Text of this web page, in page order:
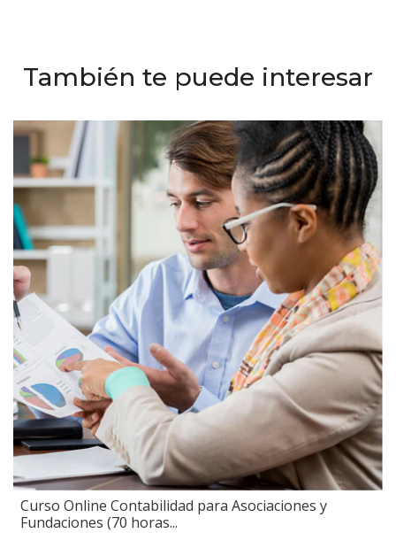
También te puede interesar
Curso Online Contabilidad para Asociaciones y
Fundaciones (70 horas...